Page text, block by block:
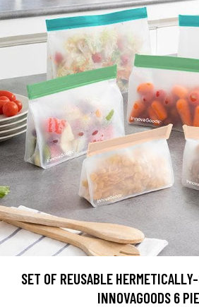
SET OF REUSABLE
INNOVAGOODS 6